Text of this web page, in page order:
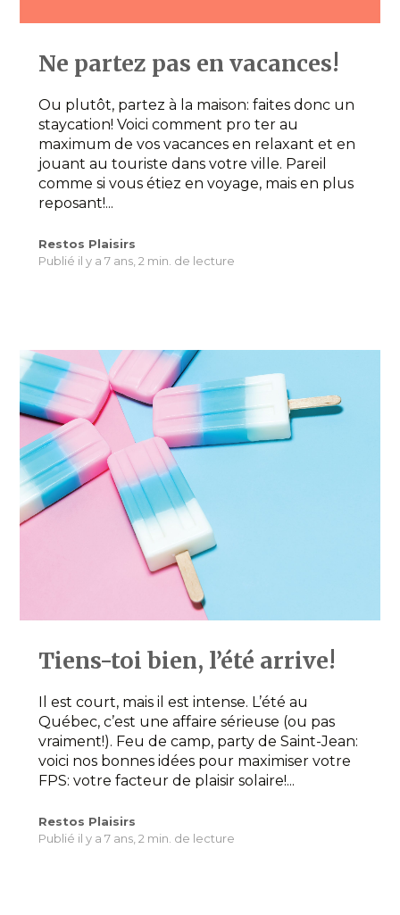
Ne partez pas en vacances!
Ou plutôt, partez à la maison: faites donc un
staycation! Voici comment pro ter au
maximum de vos vacances en relaxant et en
jouant au touriste dans votre ville. Pareil
comme si vous étiez en voyage, mais en plus
reposant!...
Restos Plaisirs
Publié il y a 7 ans, 2 min. de lecture
Tiens-toi bien, l’été arrive!
Il est court, mais il est intense. L’été au
Québec, c’est une affaire sérieuse (ou pas
vraiment!). Feu de camp, party de Saint-Jean:
voici nos bonnes idées pour maximiser votre
FPS: votre facteur de plaisir solaire!...
Restos Plaisirs
Publié il y a 7 ans, 2 min. de lecture